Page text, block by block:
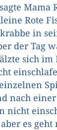
Mama
Rote
in
der Tag
sich
nach
nicht
aber es geht